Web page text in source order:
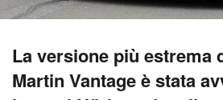
La versione più estrema
Martin Vantage è stata